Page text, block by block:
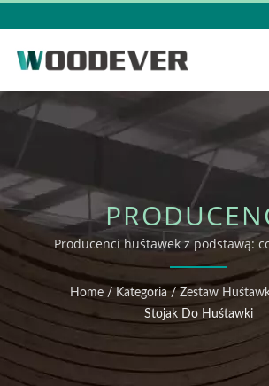
WOODEVER
Producenci huśtawek z podstawą:
nabywcy przed złożeniem wniosku
OEM/ODM
Home / Kategoria / Zestaw
Stojak Do Huśtawki